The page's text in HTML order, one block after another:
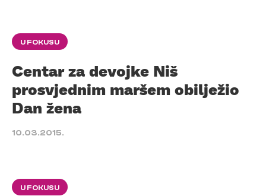
U FOKUSU
Centar za devojke Niš
prosvjednim maršem obilježio
Dan žena
10.03.2015.
U FOKUSU